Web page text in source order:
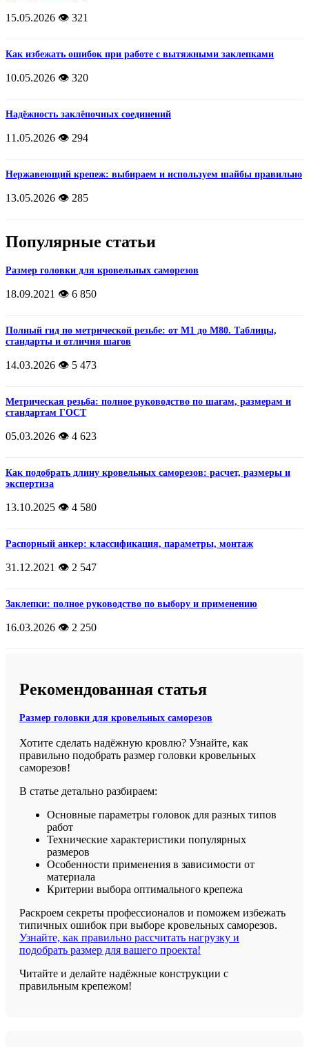
15.05.2026 👁️ 321
Как избежать ошибок при работе с вытяжными заклепками
10.05.2026 👁️ 320
Надёжность заклёпочных соединений
11.05.2026 👁️ 294
Нержавеющий крепеж: выбираем и используем шайбы правильно
13.05.2026 👁️ 285
Популярные статьи
Размер головки для кровельных саморезов
18.09.2021 👁️ 6 850
Полный гид по метрической резьбе: от М1 до М80. Таблицы,
стандарты и отличия шагов
14.03.2026 👁️ 5 473
Метрическая резьба: полное руководство по шагам, размерам и
стандартам ГОСТ
05.03.2026 👁️ 4 623
Как подобрать длину кровельных саморезов: расчет, размеры и
экспертиза
13.10.2025 👁️ 4 580
Распорный анкер: классификация, параметры, монтаж
31.12.2021 👁️ 2 547
Заклепки: полное руководство по выбору и применению
16.03.2026 👁️ 2 250
Рекомендованная статья
Размер головки для кровельных саморезов
Хотите сделать надёжную кровлю? Узнайте, как
правильно подобрать размер головки кровельных
саморезов!
В статье детально разбираем:
Основные параметры головок для разных типов
работ
Технические характеристики популярных
размеров
Особенности применения в зависимости от
материала
Критерии выбора оптимального крепежа
Раскроем секреты профессионалов и поможем избежать
типичных ошибок при выборе кровельных саморезов.
Узнайте, как правильно рассчитать нагрузку и
подобрать размер для вашего проекта!
Читайте и делайте надёжные конструкции с
правильным крепежом!